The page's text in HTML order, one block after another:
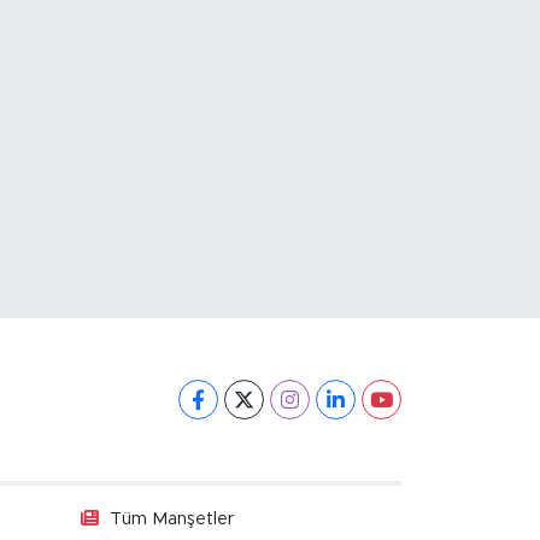
Tüm Manşetler